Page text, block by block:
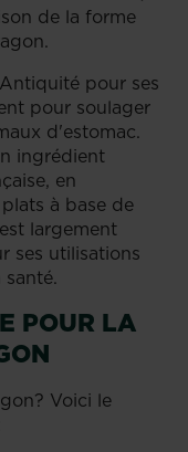
de la forme
pour ses
pour soulager
d'estomac.
ingrédient
en
à base de
largement
ses utilisations
POUR LA
Voici le